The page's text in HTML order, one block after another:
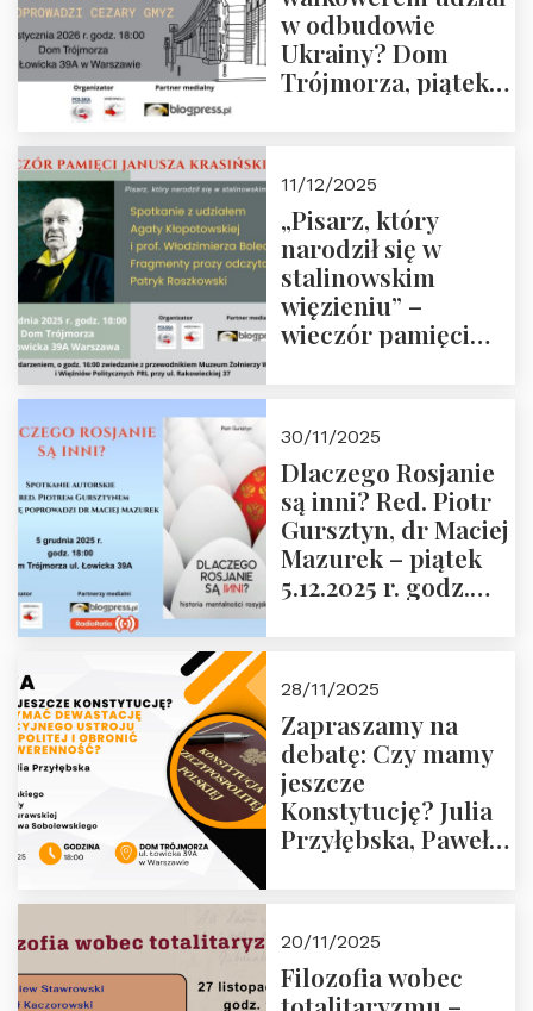
w odbudowie
Ukrainy? Dom
Trójmorza, piątek
11/12/2025
„Pisarz, który
narodził się w
stalinowskim
więzieniu” –
wieczór pamięci
zwiedzanie
Muzeum Żołnierzy
Wyklętych i
Więźniów
Politycznych PRL o
godz. 16:00 – 19
30/11/2025
Dlaczego Rosjanie
są inni? Red. Piotr
Gursztyn, dr Maciej
Mazurek – piątek
5.12.2025 r. godz.
28/11/2025
Zapraszamy na
debatę: Czy mamy
jeszcze
Konstytucję? Julia
Przyłębska, Paweł
Przemysław
Sobolewski – 4
20/11/2025
Filozofia wobec